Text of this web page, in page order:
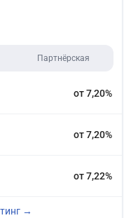
Партнёрская
от 7,20%
от 7,20%
от 7,22%
→